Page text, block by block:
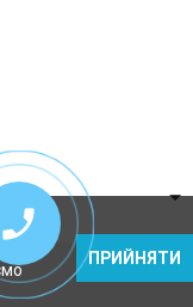
ПРИЙНЯТИ
